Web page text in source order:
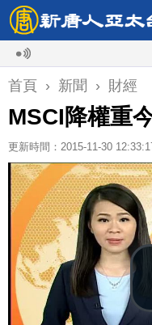
首頁 › 新聞 › 財經
MSCI降權重
更新時間：2015-11-30